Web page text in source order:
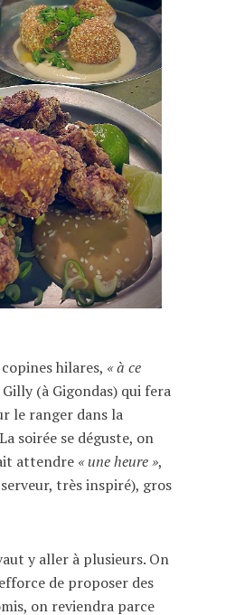
hilares, « à ce
(à Gigondas) qui fera
le ranger dans la
soirée se déguste, on
attendre « une heure »,
très inspiré), gros
y aller à plusieurs. On
de proposer des
on reviendra parce